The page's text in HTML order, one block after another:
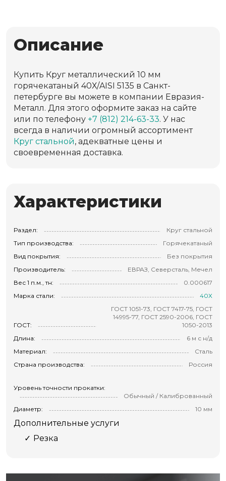
Описание
Купить Круг металлический 10 мм
горячекатаный 40Х/AISI 5135 в Санкт-
петербурге вы можете в компании Евразия-
Металл. Для этого оформите заказ на сайте
или по телефону +7 (812) 214-63-33. У нас
всегда в наличии огромный ассортимент
Круг стальной, адекватные цены и
своевременная доставка.
Характеристики
Раздел:
Круг стальной
Тип производства:
Горячекатаный
Вид покрытия:
Без покрытия
Производитель:
ЕВРАЗ, Северсталь, Мечел
Вес 1 п.м., тн:
0.000617
Марка стали:
40Х
ГОСТ:
ГОСТ 1051-73, ГОСТ 7417-75, ГОСТ
14995-77, ГОСТ 2590-2006, ГОСТ
1050-2013
Длина:
6 м с н/д
Материал:
Сталь
Страна производства:
Россия
Уровень точности прокатки:
Обычный / Калиброванный
Диаметр:
10 мм
Дополнительные услуги
Резка